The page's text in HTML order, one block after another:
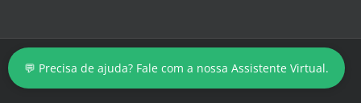
Copyright 2024 - BeanStalk - Tecnologias de Informação
Facebook
TwitterYouTubeLinkedIn
💬 Precisa de ajuda? Fale com a nossa Assistente Virtual.